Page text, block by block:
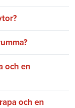
och en
och en